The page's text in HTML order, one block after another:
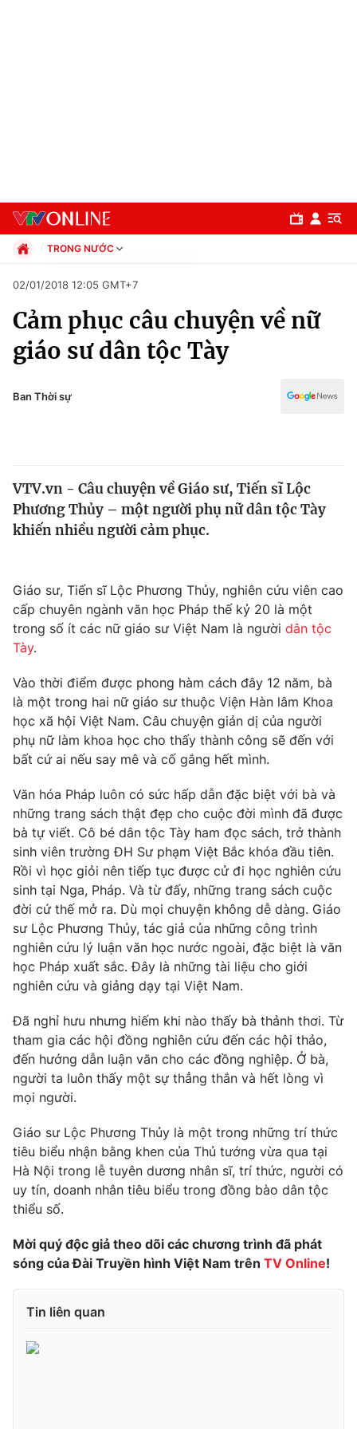
Chuyên mục
Chính trị
Y tế
Thế giới đó đây
Câu chuyện quốc tế
Kinh tế
Tài chính
Thị trường
Góc doanh nghiệp
Dữ liệu và đời sống
Truyền hình
Phim VTV
Hậu trường
Khán giả
Giải sao mai
Giải trí
Điện ảnh
Âm nhạc
Sao
Du lịch
Làm đẹp
Chất lượng cuộc sống
Giáo dục
Tuyển sinh
Học trực tuyến
Công nghệ
Hitech Công nghệ tương lai
Sản phẩm
Thị trường
Giao lưu trực tuyến
Lịch phát sóng
Chuyên mục khác
Emagazine Podcast
Photo
Video Shorts video
VTV Money VTV Thể thao
VTV Sức khoẻ Bất động sản
TRONG NƯỚC
Xã hội
Pháp luật
Kinh tế
Thể thao
Văn hóa - Giải trí
Giáo dục
02/01/2018 12:05 GMT+7
Cảm phục câu chuyện về nữ
giáo sư dân tộc Tày
Ban Thời sự
VTV.vn - Câu chuyện về Giáo sư, Tiến sĩ Lộc
Phương Thủy – một người phụ nữ dân tộc Tày
khiến nhiều người cảm phục.
Giáo sư, Tiến sĩ Lộc Phương Thủy, nghiên cứu viên cao
cấp chuyên ngành văn học Pháp thế kỷ 20 là một
trong số ít các nữ giáo sư Việt Nam là người dân tộc
Tày.
Vào thời điểm được phong hàm cách đây 12 năm, bà
là một trong hai nữ giáo sư thuộc Viện Hàn lâm Khoa
học xã hội Việt Nam. Câu chuyện giản dị của người
phụ nữ làm khoa học cho thấy thành công sẽ đến với
bất cứ ai nếu say mê và cố gắng hết mình.
Văn hóa Pháp luôn có sức hấp dẫn đặc biệt với bà và
những trang sách thật đẹp cho cuộc đời mình đã được
bà tự viết. Cô bé dân tộc Tày ham đọc sách, trở thành
sinh viên trường ĐH Sư phạm Việt Bắc khóa đầu tiên.
Rồi vì học giỏi nên tiếp tục được cử đi học nghiên cứu
sinh tại Nga, Pháp. Và từ đấy, những trang sách cuộc
đời cứ thế mở ra. Dù mọi chuyện không dễ dàng. Giáo
sư Lộc Phương Thủy, tác giả của những công trình
nghiên cứu lý luận văn học nước ngoài, đặc biệt là văn
học Pháp xuất sắc. Đây là những tài liệu cho giới
nghiên cứu và giảng dạy tại Việt Nam.
Đã nghỉ hưu nhưng hiếm khi nào thấy bà thảnh thơi. Từ
tham gia các hội đồng nghiên cứu đến các hội thảo,
đến hướng dẫn luận văn cho các đồng nghiệp. Ở bà,
người ta luôn thấy một sự thẳng thắn và hết lòng vì
mọi người.
Giáo sư Lộc Phương Thủy là một trong những trí thức
tiêu biểu nhận bằng khen của Thủ tướng vừa qua tại
Hà Nội trong lễ tuyên dương nhân sĩ, trí thức, người có
uy tín, doanh nhân tiêu biểu trong đồng bào dân tộc
thiểu số.
Mời quý độc giả theo dõi các chương trình đã phát
sóng của Đài Truyền hình Việt Nam trên TV Online!
Tin liên quan